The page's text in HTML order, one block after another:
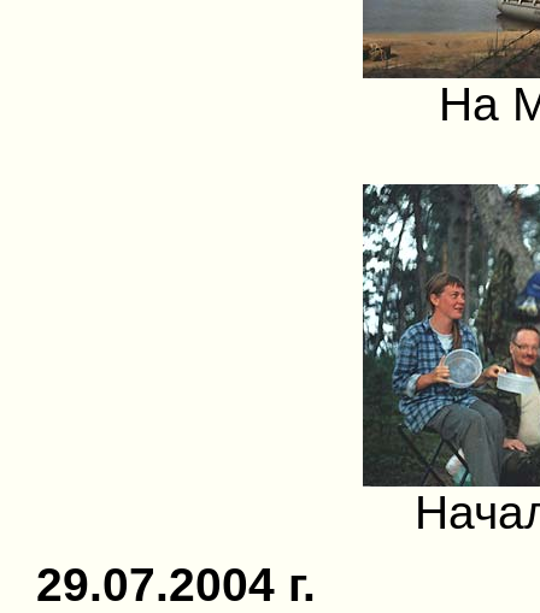
На
29.07.2004 г.